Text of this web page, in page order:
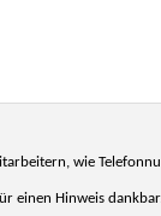
wie
einen Hinweis